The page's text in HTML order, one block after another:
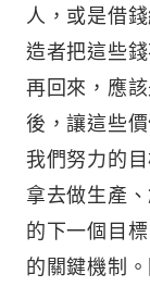
人，或是借
造者把這些
再回來，應
後，讓這些
我們努力的
拿去做生產
的下一個目
的關鍵機制